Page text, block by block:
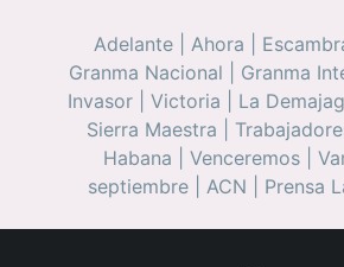
Adelante Ahora
Granma Nacional
Granma
Invasor
Victoria La
Sierra Maestra
Habana
Venceremos|
septiembre| ACN Prensa